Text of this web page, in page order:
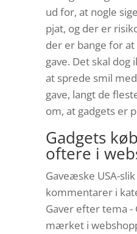
ud for, at nogle
pjat, og der er
der er bange for
gave. Det skal dog
at sprede smil
gave, langt de
om, at gadgets er
Gadgets
oftere i
Gaveæske USA-
kommentarer i
Gaver efter tema
mærket i